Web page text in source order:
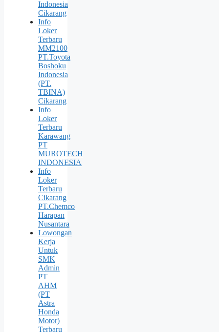
Indonesia
Cikarang
Info
Loker
Terbaru
MM2100
PT.Toyota
Boshoku
Indonesia
(PT.
TBINA)
Cikarang
Info
Loker
Terbaru
Karawang
PT
MUROTECH
INDONESIA
Info
Loker
Terbaru
Cikarang
PT.Chemco
Harapan
Nusantara
Lowongan
Kerja
Untuk
SMK
Admin
PT
AHM
(PT
Astra
Honda
Motor)
Terbaru